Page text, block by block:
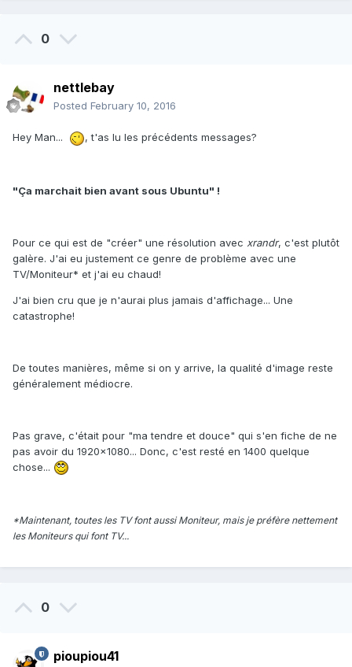
0
nettlebay
Posted February 10, 2016
Hey Man... , t'as lu les précédents messages?
"Ça marchait bien avant sous Ubuntu" !
Pour ce qui est de "créer" une résolution avec xrandr, c'est plutôt
galère. J'ai eu justement ce genre de problème avec une
TV/Moniteur* et j'ai eu chaud!
J'ai bien cru que je n'aurai plus jamais d'affichage... Une
catastrophe!
De toutes manières, même si on y arrive, la qualité d'image reste
généralement médiocre.
Pas grave, c'était pour "ma tendre et douce" qui s'en fiche de ne
pas avoir du 1920x1080... Donc, c'est resté en 1400 quelque
chose...
*Maintenant, toutes les TV font aussi Moniteur, mais je préfère nettement
les Moniteurs qui font TV...
0
pioupiou41